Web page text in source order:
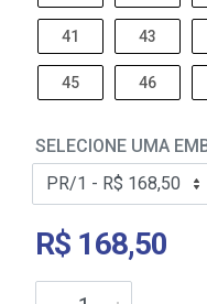
41 43
45 46
SELECIONE UMA
R$ 168,50